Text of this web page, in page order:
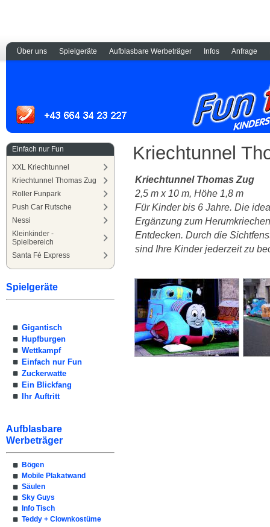
Über uns Spielgeräte Aufblasbare Werbeträger Infos Anfrage
Einfach nur Fun
XXL Kriechtunnel
Kriechtunnel Thomas Zug
Roller Funpark
Push Car Rutsche
Nessi
Kleinkinder -
Spielbereich
Santa Fé Express
Spielgeräte
Gigantisch
Hupfburgen
Wettkampf
Einfach nur Fun
Zuckerwatte
Ein Blickfang
Ihr Auftritt
Aufblasbare
Werbeträger
Bögen
Mobile Plakatwand
Säulen
Sky Guys
Info Tisch
Teddy + Clownkostüme
Kriechtunnel
Kriechtunnel Thomas Zug
2,5 m x 10 m, Höhe 1,8 m
Für Kinder bis 6 Jahre. Die
Ergänzung zum
Entdecken. Durch die
sind Ihre Kinder jederzeit zu